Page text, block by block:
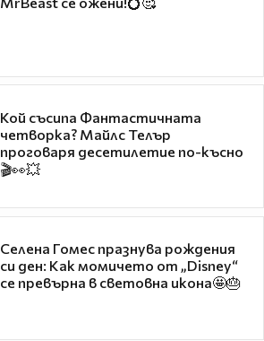
Кой съсипа Фантастичната
четворка? Майлс Телър
проговаря десетилетие по-късно
🎬👀💥
Селена Гомес празнува рождения
си ден: Как момичето от „Disney“
се превърна в световна икона🤩🎂